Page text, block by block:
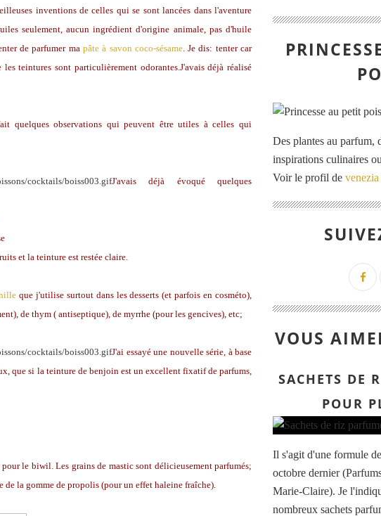
inventions de celles qui se sont lancées dans l'aventure
seulement, aucun ingrédient d'origine animale, pas d'huile
de parfumer mapâte à savon coco-sésame. Je dis: tenter car
teintures sont particulièrement odorantes.J'avais déjà réalisé
quelques observations qui peuvent être utiles à celles qui
J'avais déjà évoqué quelques
et la teinture est restée claire.
que j'utilise surtout dans les desserts (et parfois en cosméto),
de thym ( antiseptique), de myrrhe (pour les gencives), etc;
J'ai essayé une nouvelle série, à base
que si la teinture de benjoin est un excellent fixatif de parfums,
pour le biwil. Les grains de mastic sont délicieusement parfumés;
de la gomme de propolis (pour un effet haleine fraîche).
Des plantes au parfum,
inspirations culinaires
Voir le profil de venezia
VOUS
SACHETS DE
POUR
Il s'agit d'une formule
octobre dernier
Marie-Claire). Je
nombreux sachets